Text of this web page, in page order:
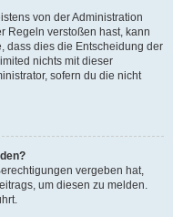
von der Administration
Regeln verstoßen hast, kann
dass dies die Entscheidung der
nichts mit dieser
sofern du die nicht
vergeben hat,
um diesen zu melden.